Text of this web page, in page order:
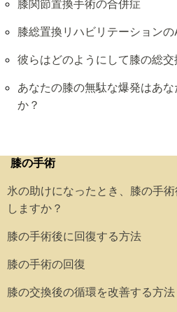
膝関節置換手術の合併症
膝総置換リハビリテーション
彼らはどのようにして膝の総
あなたの膝の無駄な爆発はあ
か？
膝の手術
氷の助けになったとき、膝の手
しますか？
膝の手術後に回復する方法
膝の手術の回復
膝の交換後の循環を改善する方法